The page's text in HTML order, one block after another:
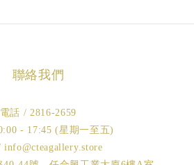
聯絡我們
電話 / 2816-2659
- 17:45 (星期一至五)
info@cteagallery.store